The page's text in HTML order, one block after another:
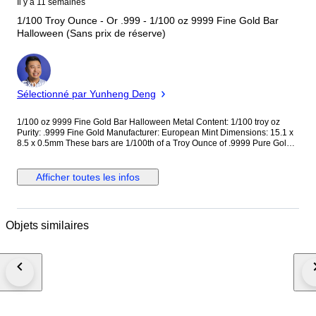
Il y a 11 semaines
1/100 Troy Ounce - Or .999 - 1/100 oz 9999 Fine Gold Bar
Halloween (Sans prix de réserve)
Expert
Sélectionné par Yunheng Deng
1/100 oz 9999 Fine Gold Bar Halloween Metal Content: 1/100 troy oz
Purity: .9999 Fine Gold Manufacturer: European Mint Dimensions: 15.1 x
8.5 x 0.5mm These bars are 1/100th of a Troy Ounce of .9999 Pure Gold.
Halloween design, celebrating this spooky yet beloved holiday, along with
the gold weight and purity. Please note that this lot features small gold
fragility, they are mounted on plastic to prevent damage. For any
cancel any orders (including second offers) not paid within 24h of auction
Afficher toutes les infos
Objets similaires